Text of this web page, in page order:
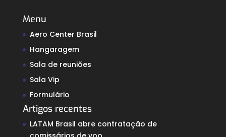
Menu
Aero Center Brasil
Hangaragem
Sala de reuniões
Sala Vip
Formulário
Artigos recentes
LATAM Brasil abre contratação de